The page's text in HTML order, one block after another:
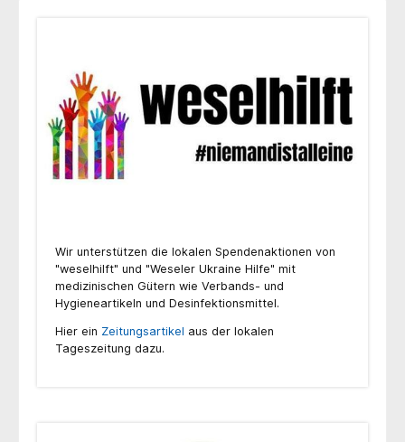
Wir unterstützen die lokalen Spendenaktionen von
"weselhilft" und "Weseler Ukraine Hilfe" mit
medizinischen Gütern wie Verbands- und
Hygieneartikeln und Desinfektionsmittel.
Hier ein Zeitungsartikel aus der lokalen
Tageszeitung dazu.